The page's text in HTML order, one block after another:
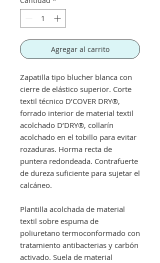
Agregar al carrito
Zapatilla tipo blucher blanca con
cierre de elástico superior. Corte
textil técnico D’COVER DRY®,
forrado interior de material textil
acolchado D’DRY®, collarín
acolchado en el tobillo para evitar
rozaduras. Horma recta de
puntera redondeada. Contrafuerte
de dureza suficiente para sujetar el
calcáneo.
Plantilla acolchada de material
textil sobre espuma de
poliuretano termoconformado con
tratamiento antibacterias y carbón
activado. Suela de material